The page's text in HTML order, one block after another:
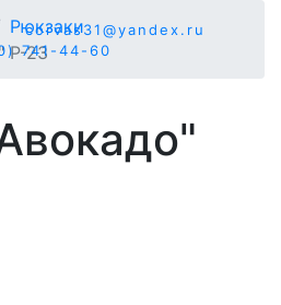
corvas31@yandex.ru
741-44-60
Рюкзаки
Р-23